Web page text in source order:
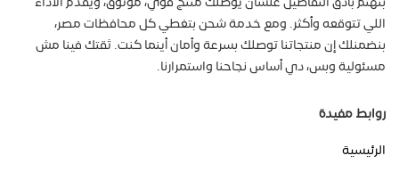
بنهتم بأدق التفاصيل علشان يوصلك منتج قوي، موثوق، ويقدّم الأداء
اللي تتوقعه وأكثر. ومع خدمة شحن بتغطي كل محافظات مصر،
بنضمنلك إن منتجاتنا توصلك بسرعة وأمان أينما كنت. ثقتك فينا مش
مسئولية وبس، دي أساس نجاحنا واستمرارنا.
روابط مفيدة
الرئيسية